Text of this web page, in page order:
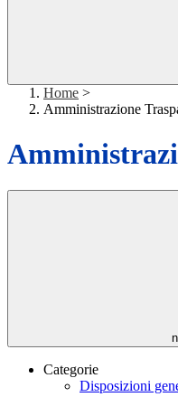
Home >
Amministrazione
Categorie
Disposizioni